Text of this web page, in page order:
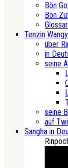
Bön
Bön
Tenzin
über
in
seine
seine
auf
Sangha in